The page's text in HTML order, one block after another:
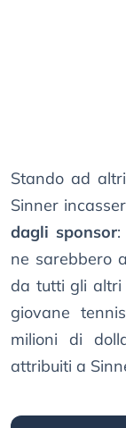
Stando ad
Sinner
dagli sponsor:
ne sarebbero
da tutti gli altri
giovane
milioni di
attribuiti a